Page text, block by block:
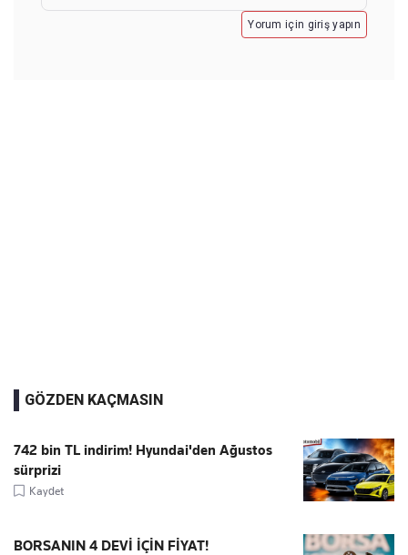
Yorum için giriş yapın
GÖZDEN KAÇMASIN
742 bin TL indirim! Hyundai'den Ağustos
sürprizi
Kaydet
BORSANIN 4 DEVİ İÇİN FİYAT!